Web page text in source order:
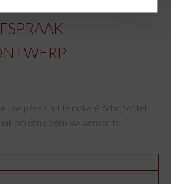
une pièce d’art te maken? Schrijf of bel
om één op één uw wensen te